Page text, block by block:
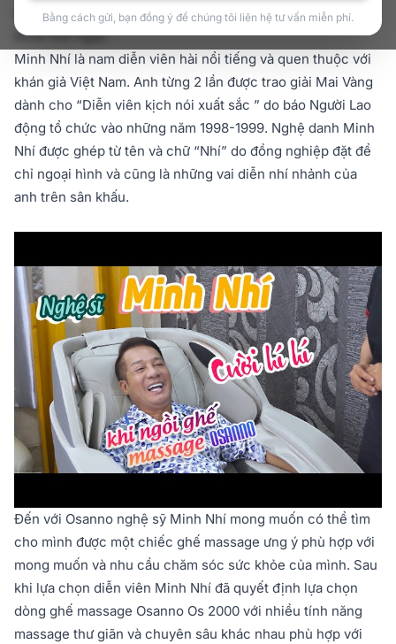
Osanno Os 200 làm người bạn đồng hành chăm sóc sức
khỏe mỗi ngày .
Minh Nhí là nam diễn viên hài nổi tiếng và quen thuộc với
khán giả Việt Nam. Anh từng 2 lần được trao giải Mai Vàng
dành cho “Diễn viên kịch nói xuất sắc ” do báo Người Lao
động tổ chức vào những năm 1998-1999. Nghệ danh Minh
Nhí được ghép từ tên và chữ “Nhí” do đồng nghiệp đặt để
chỉ ngoại hình và cũng là những vai diễn nhí nhảnh của
anh trên sân khấu.
Đến với Osanno nghệ sỹ Minh Nhí mong muốn có thể tìm
cho mình được một chiếc ghế massage ưng ý phù hợp với
mong muốn và nhu cầu chăm sóc sức khỏe của mình. Sau
khi lựa chọn diễn viên Minh Nhí đã quyết định lựa chọn
dòng ghế massage Osanno Os 2000 với nhiều tính năng
massage thư giãn và chuyên sâu khác nhau phù hợp với
Bằng cách gửi, bạn đồng ý để chúng tôi liên hệ tư vấn miễn phí.